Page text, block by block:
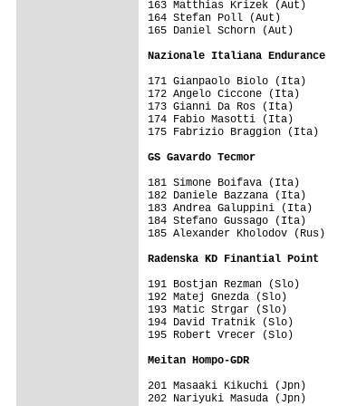
163 Matthias Krizek (Aut)
164 Stefan Poll (Aut)
165 Daniel Schorn (Aut)
Nazionale Italiana Endurance
171 Gianpaolo Biolo (Ita)
172 Angelo Ciccone (Ita)
173 Gianni Da Ros (Ita)
174 Fabio Masotti (Ita)
175 Fabrizio Braggion (Ita)
GS Gavardo Tecmor
181 Simone Boifava (Ita)
182 Daniele Bazzana (Ita)
183 Andrea Galuppini (Ita)
184 Stefano Gussago (Ita)
185 Alexander Kholodov (Rus)
Radenska KD Finantial Point
191 Bostjan Rezman (Slo)
192 Matej Gnezda (Slo)
193 Matic Strgar (Slo)
194 David Tratnik (Slo)
195 Robert Vrecer
Meitan Hompo-
201 Masaaki Kikuchi
202 Nariyuki Masuda